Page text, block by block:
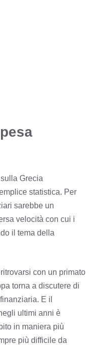
Grecia
statistica. Per
sarebbe un
velocità con cui i
il tema della
con un primato
torna a discutere di
E il
ultimi anni è
in maniera più
più difficile da